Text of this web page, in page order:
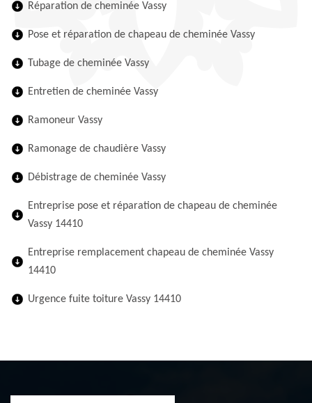
Réparation de cheminée Vassy
Pose et réparation de chapeau de cheminée Vassy
Tubage de cheminée Vassy
Entretien de cheminée Vassy
Ramoneur Vassy
Ramonage de chaudière Vassy
Débistrage de cheminée Vassy
Entreprise pose et réparation de chapeau de cheminée
Vassy 14410
Entreprise remplacement chapeau de cheminée Vassy
14410
Urgence fuite toiture Vassy 14410